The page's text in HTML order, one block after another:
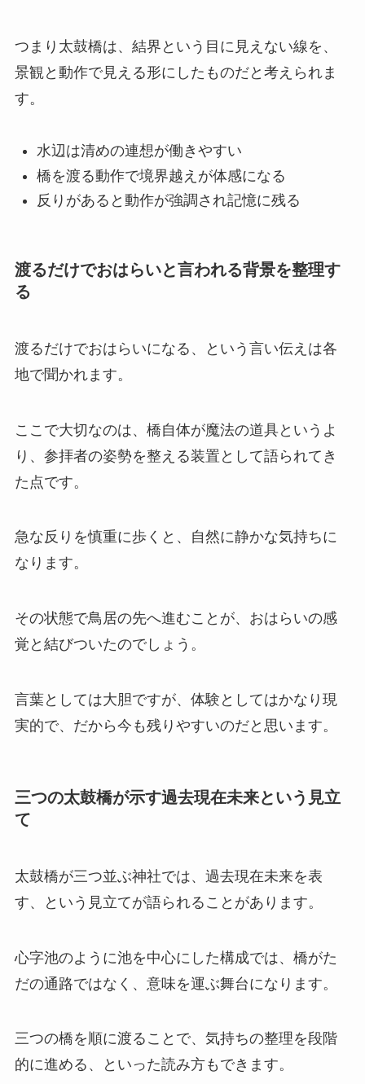
つまり太鼓橋は、結界という目に見えない線を、
景観と動作で見える形にしたものだと考えられま
す。
水辺は清めの連想が働きやすい
橋を渡る動作で境界越えが体感になる
反りがあると動作が強調され記憶に残る
渡るだけでおはらいと言われる背景を整理す
る
渡るだけでおはらいになる、という言い伝えは各
地で聞かれます。
ここで大切なのは、橋自体が魔法の道具というよ
り、参拝者の姿勢を整える装置として語られてき
た点です。
急な反りを慎重に歩くと、自然に静かな気持ちに
なります。
その状態で鳥居の先へ進むことが、おはらいの感
覚と結びついたのでしょう。
言葉としては大胆ですが、体験としてはかなり現
実的で、だから今も残りやすいのだと思います。
三つの太鼓橋が示す過去現在未来という見立
て
太鼓橋が三つ並ぶ神社では、過去現在未来を表
す、という見立てが語られることがあります。
心字池のように池を中心にした構成では、橋がた
だの通路ではなく、意味を運ぶ舞台になります。
三つの橋を順に渡ることで、気持ちの整理を段階
的に進める、といった読み方もできます。